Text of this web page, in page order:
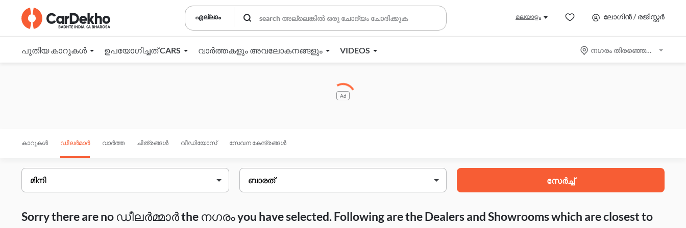
എല്ലാം മലയാളം ലോഗിൻ / രജിസ്റ്റർ
പുതിയ കാറുകൾ ഉപയോഗിച്ചത് CARS വാർത്തകളും അവലോകനങ്ങളും VIDEOS നഗരം തിരഞ്ഞെടുക്കുക
Ad
കാറുകൾ ഡീലർമാർ വാർത്ത ചിത്രങ്ങൾ വീഡിയോസ് സേവന കേന്ദ്രങ്ങൾ
സേർച്ച്
Sorry there are no ഡീലർമ്മാർ the നഗരം you have selected. Following are the Dealers and Showrooms which are closest to